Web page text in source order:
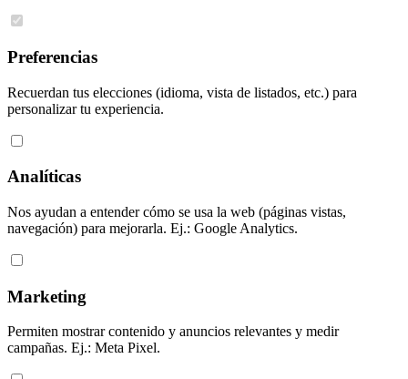
Preferencias
Recuerdan tus elecciones (idioma, vista de listados, etc.) para
personalizar tu experiencia.
Analíticas
Nos ayudan a entender cómo se usa la web (páginas vistas,
navegación) para mejorarla. Ej.: Google Analytics.
Marketing
Permiten mostrar contenido y anuncios relevantes y medir
campañas. Ej.: Meta Pixel.